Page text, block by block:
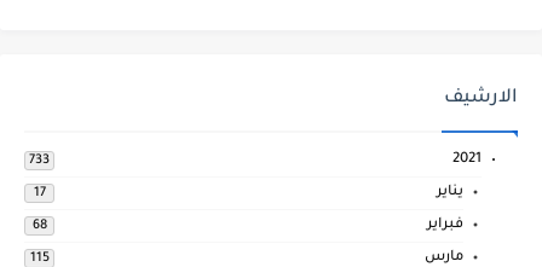
الارشيف
2021
733
يناير 17
فبراير 68
مارس 115